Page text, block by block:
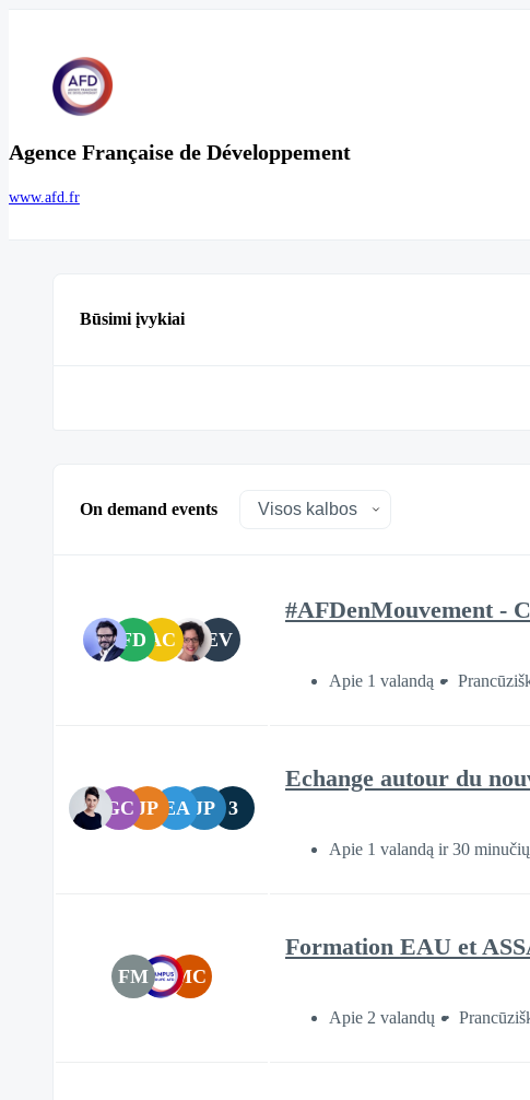
Agence Française de Développement
www.afd.fr
Būsimi įvykiai
On demand events
FD AC EV
#AFDenMouvement -
Apie 1 valandą
GC JP EA JP 3
Echange autour du
Apie 1 valandą ir 30 minučių
FM MC
Formation EAU et
Apie 2 valandų